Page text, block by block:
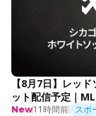
【8月7日】レッ
ット配信予定｜
New11時間前 スポ